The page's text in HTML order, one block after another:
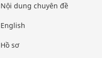
Nội dung chuyên đề
English
Hồ sơ